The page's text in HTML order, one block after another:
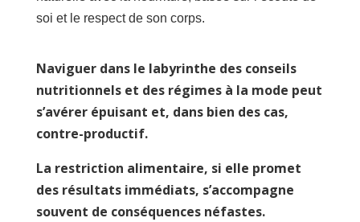
soi et le respect de son corps.
Naviguer dans le labyrinthe des conseils
nutritionnels et des régimes à la mode peut
s’avérer épuisant et, dans bien des cas,
contre-productif.
La restriction alimentaire, si elle promet
des résultats immédiats, s’accompagne
souvent de conséquences néfastes.